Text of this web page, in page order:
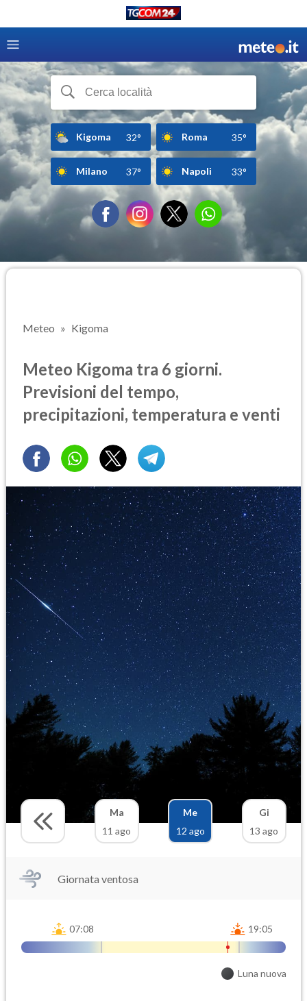
Kigoma 32° Roma 35°
Milano 37° Napoli 33°
Meteo Kigoma
Meteo Kigoma tra 6 giorni.
Previsioni del tempo,
precipitazioni, temperatura e venti
Ma
11 ago
Me
12 ago
Gi
13 ago
Giornata ventosa
07:08 19:05
Luna nuova